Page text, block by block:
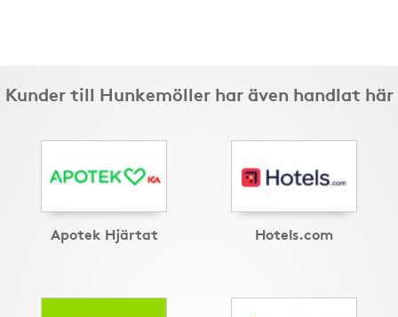
Kunder till Hunkemöller har även handlat här
Apotek Hjärtat Hotels.com